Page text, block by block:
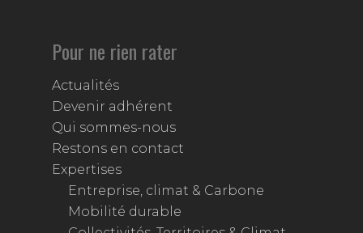
Pour ne rien rater
Actualités
Devenir adhérent
Qui sommes-nous
Restons en contact
Expertises
Entreprise, climat & Carbone
Mobilité durable